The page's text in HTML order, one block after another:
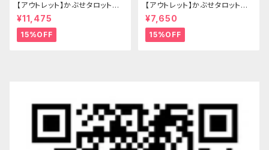
【アウトレット】かぶせタロットケ
ース -Hermit- ゴシックブラウ
ン
¥11,475
15%OFF
【アウトレット】かぶせタロットケ
ース -Hermit- mini ゴシックブ
ルー
¥7,650
15%OFF